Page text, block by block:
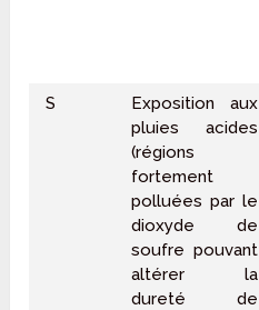
S
Exposition aux
pluies acides
(régions
fortement
polluées par le
dioxyde de
soufre pouvant
altérer la
dureté de